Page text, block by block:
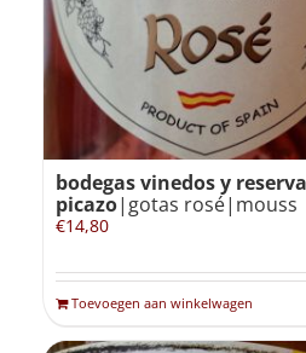
bodegas vinedos y
picazo|gotas rosé|mouss
€14,80
Toevoegen aan winkelwagen